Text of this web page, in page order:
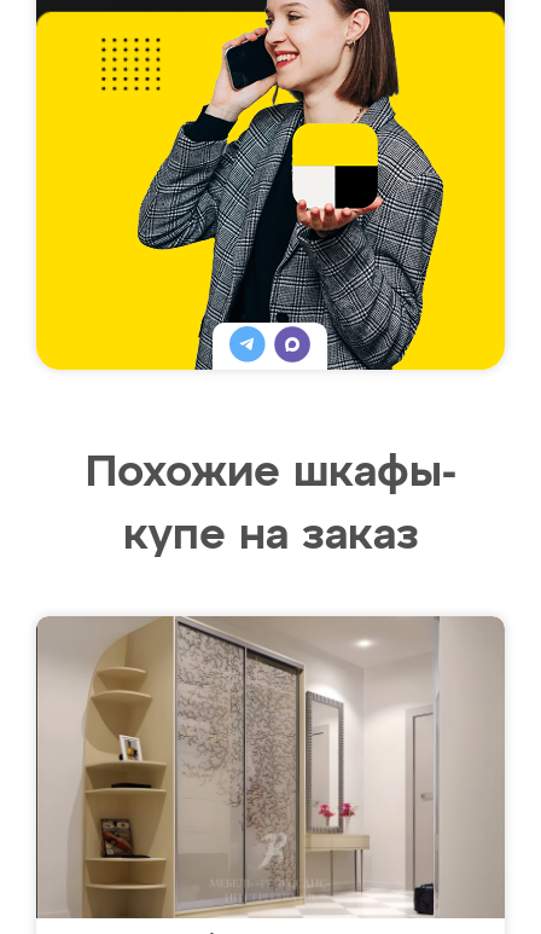
Похожие шкафы-
купе на заказ